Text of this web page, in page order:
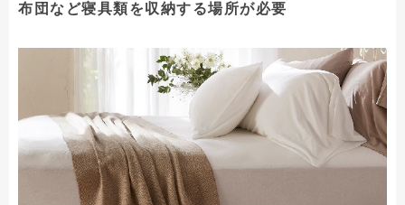
布団など寝具類を収納する場所が必要